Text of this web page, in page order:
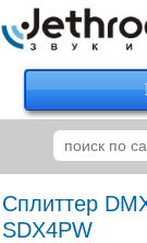
Сплиттер
SDX4PW